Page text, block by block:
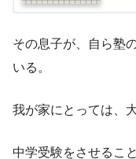
その息子が、自ら塾
いる。
我が家にとっては、
中学受験をさせるこ